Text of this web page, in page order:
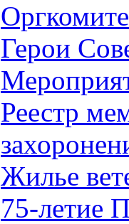
Герои
Реестр
Жилье
75-летие